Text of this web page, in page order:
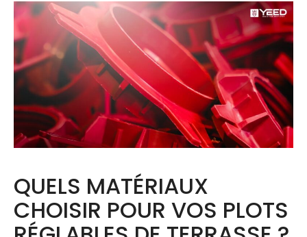
QUELS MATÉRIAUX
CHOISIR POUR VOS PLOTS